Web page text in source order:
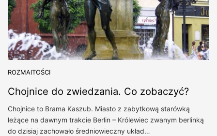
ROZMAITOŚCI
Chojnice do zwiedzania. Co zobaczyć?
Chojnice to Brama Kaszub. Miasto z zabytkową starówką
leżące na dawnym trakcie Berlin – Królewiec zwanym berlinką
do dzisiaj zachowało średniowieczny układ…